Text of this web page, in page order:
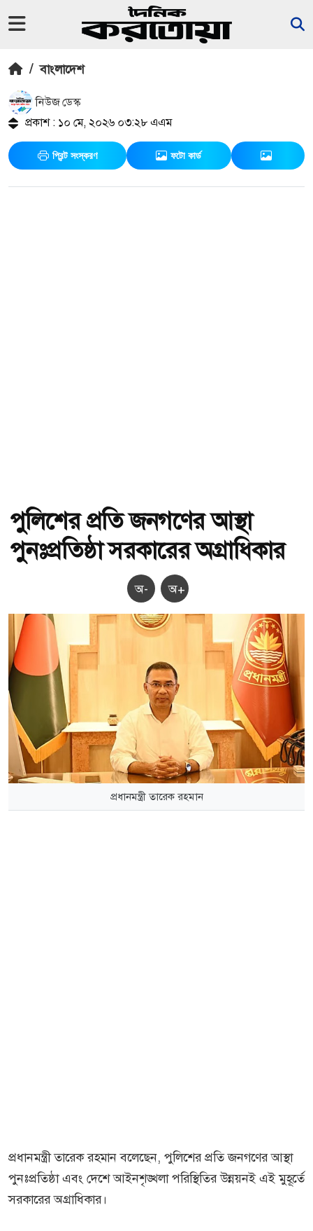
/ বাংলাদেশ
নিউজ ডেস্ক
প্রকাশ : ১০ মে, ২০২৬ ০৩:২৮ এএম
প্রিন্ট সংস্করণ ফটো কার্ড
পুলিশের প্রতি জনগণের আস্থা
পুনঃপ্রতিষ্ঠা সরকারের অগ্রাধিকার
অ- অ+
প্রধানমন্ত্রী তারেক রহমান
প্রধানমন্ত্রী তারেক রহমান বলেছেন, পুলিশের প্রতি জনগণের আস্থা
পুনঃপ্রতিষ্ঠা এবং দেশে আইনশৃঙ্খলা পরিস্থিতির উন্নয়নই এই মুহূর্তে
সরকারের অগ্রাধিকার।